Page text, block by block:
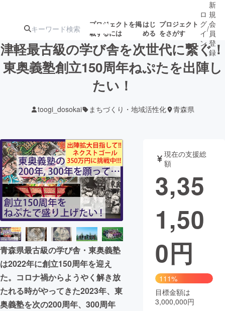
プロジェクトを掲
載するには
はじ
める
プロジェクト
をさがす
注目の新着プロ 募集終了が近いプ
テクノロジー・ガジェット
映像・映画 書籍・雑誌
ビジネス・起業 チャレンジ
まちづくり・地域活性化
CAMPFIRE for Social Good
CAMPFIRE Creation
CAMPFIREふるさと納税machi-ya コミュニティ
ロ
グ
イ
ン
/
新
規
会
員
登
録
津軽最古級の学び舎を次世代に繋ぐ！
東奥義塾創立150周年ねぷたを出陣し
たい！
toogi_dosokai まちづくり・地域活性化 青森県
青森県最古級の学び舎・東奥義塾
は2022年に創立150周年を迎え
た。コロナ禍からようやく解き放
たれる時がやってきた2023年、東
奥義塾を次の200周年、300周年
現在の支援総
額
3,35
1,50
0円
111%
目標金額は
3,000,000円